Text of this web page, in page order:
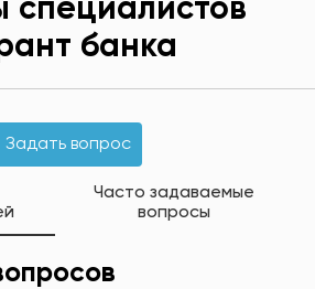
специалистов
банка
Задать вопрос
Часто задаваемые
вопросы